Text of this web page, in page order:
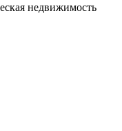
недвижимость